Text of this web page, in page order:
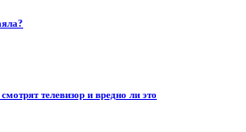
телевизор и вредно ли это